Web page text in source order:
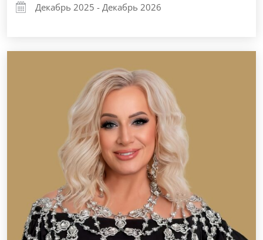
Декабрь 2025 - Декабрь 2026